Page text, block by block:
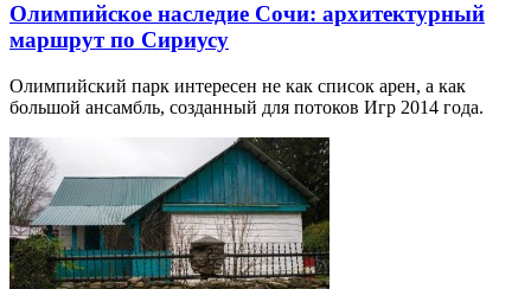
Олимпийское наследие Сочи: архитектурный
маршрут по Сириусу
Олимпийский парк интересен не как список арен, а как
большой ансамбль, созданный для потоков Игр 2014 года.